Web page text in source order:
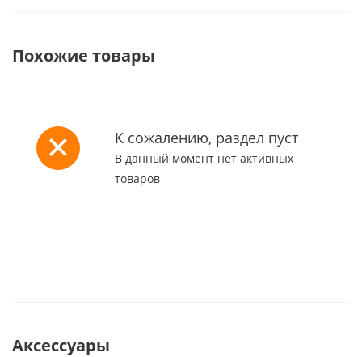
Похожие товары
К сожалению, раздел пуст
В данный момент нет активных
товаров
Аксессуары